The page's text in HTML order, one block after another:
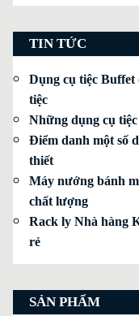
TIN TỨC
Dụng cụ tiệc
tiệc
Những dụng cụ
Điểm danh một số
thiết
Máy nướng bánh
chất lượng
Rack ly Nhà hàng
rẻ
SẢN PHẨM